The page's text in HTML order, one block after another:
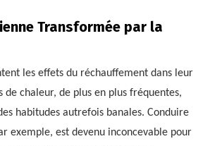
Transformée par la
les effets du réchauffement dans leur
de chaleur, de plus en plus fréquentes,
habitudes autrefois banales. Conduire
exemple, est devenu inconcevable pour